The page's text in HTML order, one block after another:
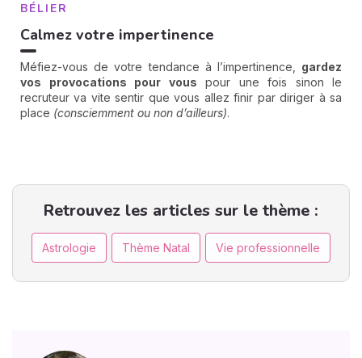
BÉLIER
Calmez votre impertinence
Méfiez-vous de votre tendance à l’impertinence, gardez
vos provocations pour vous pour une fois sinon le
recruteur va vite sentir que vous allez finir par diriger à sa
place (consciemment ou non d’ailleurs).
Retrouvez les articles sur le thème :
Astrologie Thème Natal Vie professionnelle